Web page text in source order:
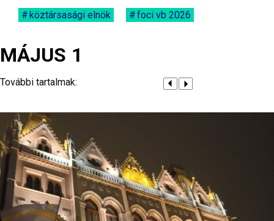
köztársasági elnök foci vb 2026
MÁJUS 1
További tartalmak: